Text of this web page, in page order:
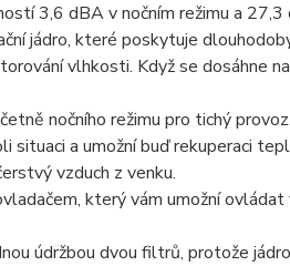
3,6 dBA v nočním režimu a
jádro, které poskytuje
vlhkosti. Když se dosáhne
nočního režimu pro tichý provoz.
a umožní buď rekuperaci
vzduch z venku.
který vám umožní
údržbou dvou filtrů, protože